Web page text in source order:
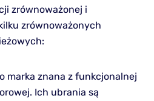
zrównoważonej i
zrównoważonych
marka znana z funkcjonalnej
Ich ubrania są